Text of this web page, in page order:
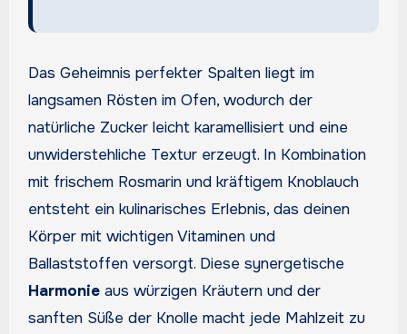
Das Geheimnis perfekter Spalten liegt im
langsamen Rösten im Ofen, wodurch der
natürliche Zucker leicht karamellisiert und eine
unwiderstehliche Textur erzeugt. In Kombination
mit frischem Rosmarin und kräftigem Knoblauch
entsteht ein kulinarisches Erlebnis, das deinen
Körper mit wichtigen Vitaminen und
Ballaststoffen versorgt. Diese synergetische
Harmonieaus würzigen Kräutern und der
sanften Süße der Knolle macht jede Mahlzeit zu